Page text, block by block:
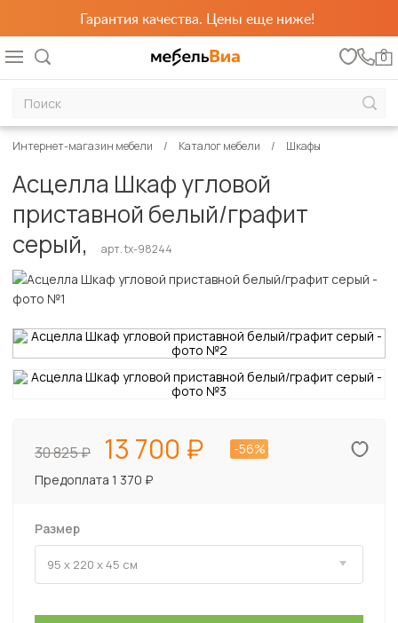
Гарантия качества. Цены еще ниже!
0
Интернет-магазин мебели Каталог мебели Шкафы
Асцелла Шкаф угловой
приставной белый/графит
серый,
арт. tx-98244
30 825 13 700
-56%
Предоплата 1 370 ₽
Размер